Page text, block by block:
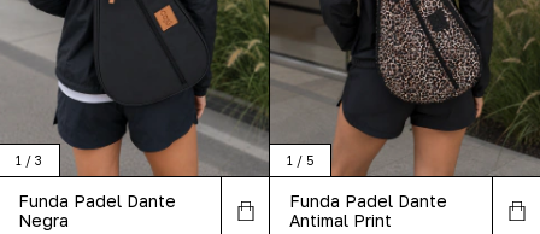
1 / 3
Funda Padel Dante
Negra
1 / 5
Funda Padel Dante
Antimal Print